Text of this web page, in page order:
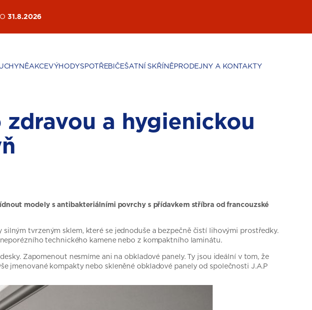
31.8.2026
AKCEVÝHODYSPOTŘEBIČEŠATNÍ SKŘÍNĚPRODEJNY A KONTAKTY
a hygienickou
modely s antibakteriálními povrchy s přídavkem stříbra od francouzské
tvrzeným sklem, které se jednoduše a bezpečně čistí lihovými prostředky.
technického kamene nebo z kompaktního laminátu.
Zapomenout nesmíme ani na obkladové panely. Ty jsou ideální v tom, že
jmenované kompakty nebo skleněné obkladové panely od společnosti J.A.P